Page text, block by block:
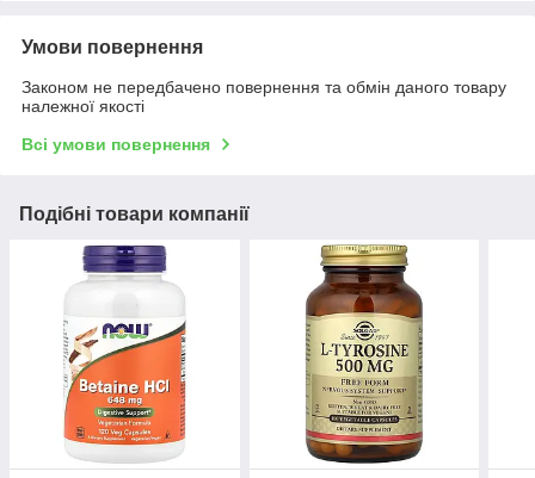
Умови повернення
Законом не передбачено повернення та обмін даного товару
належної якості
Всі умови повернення
Подібні товари компанії